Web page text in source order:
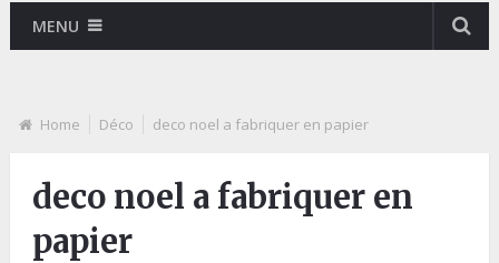
MENU
Home Déco deco noel a fabriquer en papier
deco noel a fabriquer en
papier